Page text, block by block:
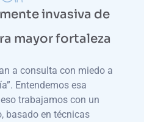
invasiva de
mayor fortaleza
a consulta con miedo a
Entendemos esa
trabajamos con un
basado en técnicas